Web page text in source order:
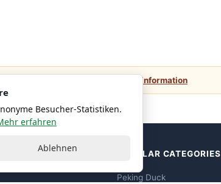
More information
POPULAR CATEGORIES
Peking Duck
Besucher-Statistiken.
erfahren
Ablehnen